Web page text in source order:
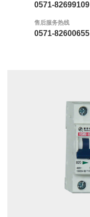
0571-82699109
售后服务热线
0571-82600655